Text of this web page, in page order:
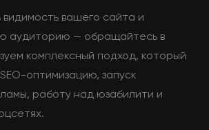
вашего сайта и
аудиторию — обращайтесь в
комплексный подход, который
оптимизацию, запуск
работу над юзабилити и